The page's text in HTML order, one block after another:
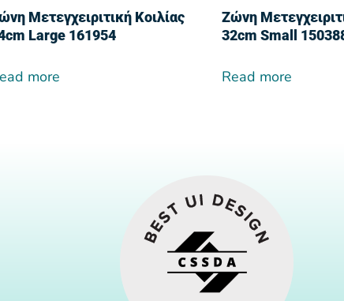
Μετεγχειριτική Κοιλίας
Large 161954
more
Ζώνη
32cm Small
Read more